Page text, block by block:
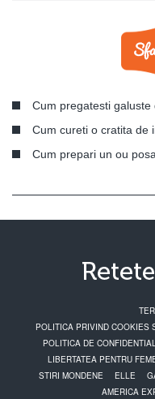
Cum pregatesti
Cum cureti o cratita de
Cum prepari un ou
POLITICA PRIVIND COOKIES
POLITICA DE
LIBERTATEA PENTRU
STIRI MONDENE
ELLE
AMERICA